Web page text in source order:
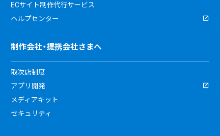
ECサイト制作代行サービス
ヘルプセンター
制作会社・提携会社さまへ
取次店制度
アプリ開発
メディアキット
セキュリティ